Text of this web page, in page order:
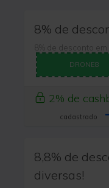
8% de
8% de desconto em
DRONE8
2% de
cadastrado
8,8% de
diversas!